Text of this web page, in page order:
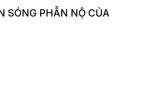
SÓNG PHẪN NỘ CỦA